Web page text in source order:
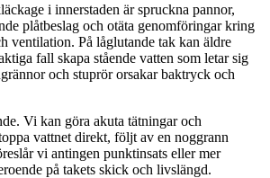
i innerstaden är spruckna pannor,
plåtbeslag och otäta genomföringar kring
ventilation. På låglutande tak kan äldre
fall skapa stående vatten som letar sig
och stuprör orsakar baktryck och
Vi kan göra akuta tätningar och
vattnet direkt, följt av en noggrann
vi antingen punktinsats eller mer
på takets skick och livslängd.